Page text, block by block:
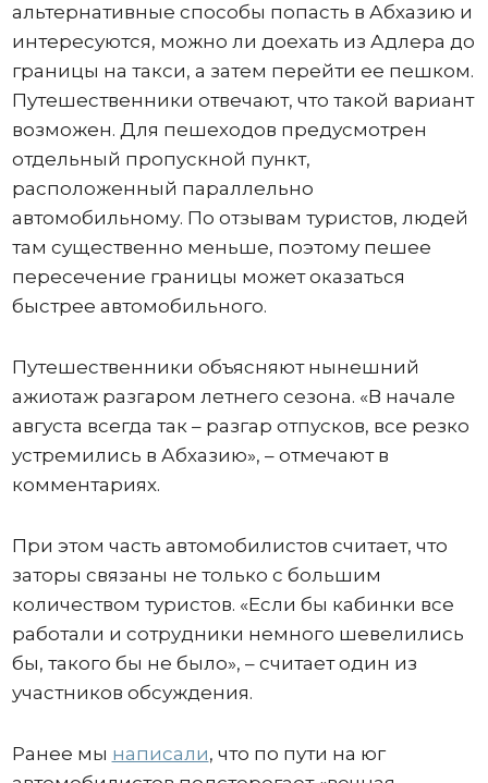
альтернативные способы попасть в Абхазию и
интересуются, можно ли доехать из Адлера до
границы на такси, а затем перейти ее пешком.
Путешественники отвечают, что такой вариант
возможен. Для пешеходов предусмотрен
отдельный пропускной пункт,
расположенный параллельно
автомобильному. По отзывам туристов, людей
там существенно меньше, поэтому пешее
пересечение границы может оказаться
быстрее автомобильного.
Путешественники объясняют нынешний
ажиотаж разгаром летнего сезона. «В начале
августа всегда так – разгар отпусков, все резко
устремились в Абхазию», – отмечают в
комментариях.
При этом часть автомобилистов считает, что
заторы связаны не только с большим
количеством туристов. «Если бы кабинки все
работали и сотрудники немного шевелились
бы, такого бы не было», – считает один из
участников обсуждения.
Ранее мы написали, что по пути на юг